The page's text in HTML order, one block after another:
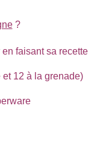
?
faisant sa recette
12 à la grenade)